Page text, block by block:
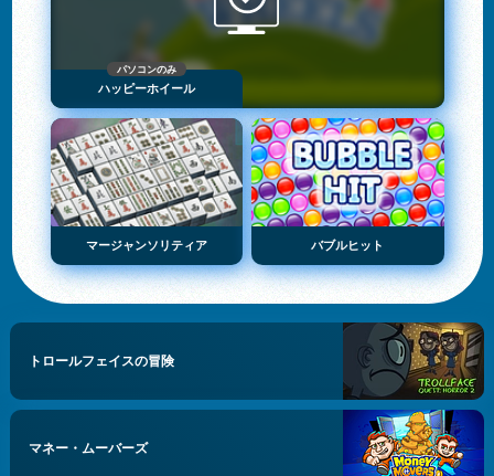
パソコンのみ
ハッピーホイール
マージャンソリティア バブルヒット
トロールフェイスの冒険
マネー・ムーバーズ